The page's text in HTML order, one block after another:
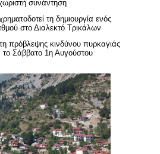
συνάντηση
τη δημιουργία ενός
στο Διαλεκτό Τρικάλων
πρόβλεψης κινδύνου πυρκαγιάς
το Σάββατο 1η Αυγούστου